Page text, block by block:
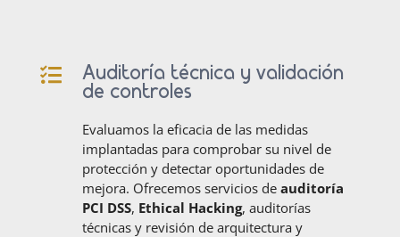
 Auditoría técnica y validación
de controles
Evaluamos la eficacia de las medidas
implantadas para comprobar su nivel de
protección y detectar oportunidades de
mejora. Ofrecemos servicios de auditoría
PCI DSS, Ethical Hacking, auditorías
técnicas y revisión de arquitectura y